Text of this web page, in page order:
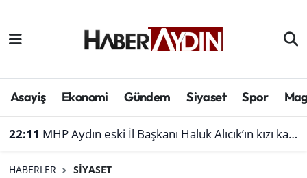
Asayiş Ekonomi Gündem Siyaset Spor
22:11 MHP Aydın eski İl Başkanı Haluk Alıcık’ın kızı kaza geçirdi
HABERLER SIYASET
Afyonkarahisar
Çevre
Aydın Hava Durumu
Süper Lig Puan Durumu ve Fikstür